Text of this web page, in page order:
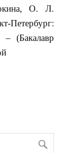
О. Л.
(Бакалавр